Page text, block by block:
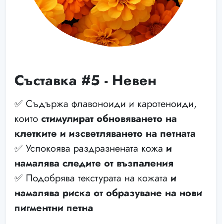
Съставка #5 - Невен
✅ Съдържа флавоноиди и каротеноиди,
които стимулират обновяването на
клетките и изсветляването на петната
✅ Успокоява раздразнената кожа и
намалява следите от възпаления
✅ Подобрява текстурата на кожата и
намалява риска от образуване на нови
пигментни петна